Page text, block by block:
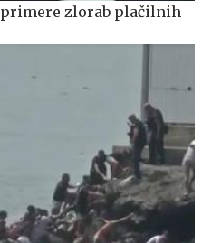
primere zlorab plačilnih